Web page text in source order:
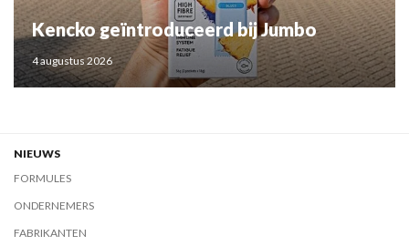
Kencko geïntroduceerd bij Jumbo
4 augustus 2026
NIEUWS
FORMULES
ONDERNEMERS
FABRIKANTEN